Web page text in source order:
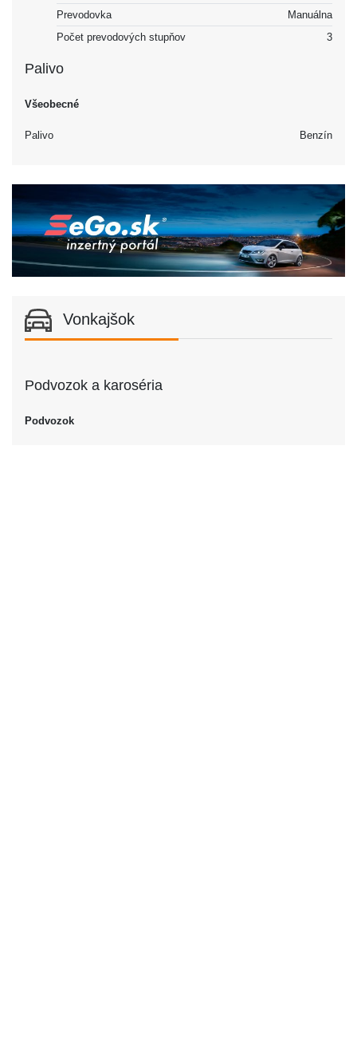
Prevodovka
Manuálna
Počet prevodových stupňov
3
Palivo
Všeobecné
Palivo Benzín
Vonkajšok
Podvozok a karoséria
Podvozok